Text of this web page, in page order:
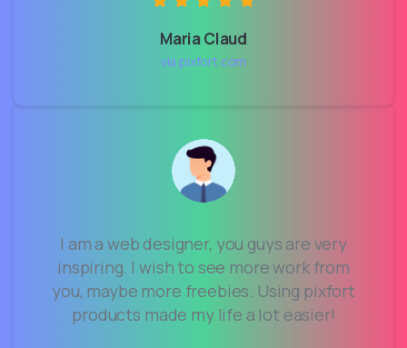
Maria Claud
via pixfort.com
I am a web designer, you guys are very
inspiring. I wish to see more work from
you, maybe more freebies. Using pixfort
products made my life a lot easier!